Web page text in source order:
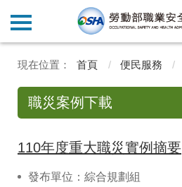
首頁 便民服務
職災案例下載
110年度重大職災實例摘要
發布單位：綜合規劃組